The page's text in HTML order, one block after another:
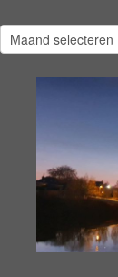
Berichtenarchief